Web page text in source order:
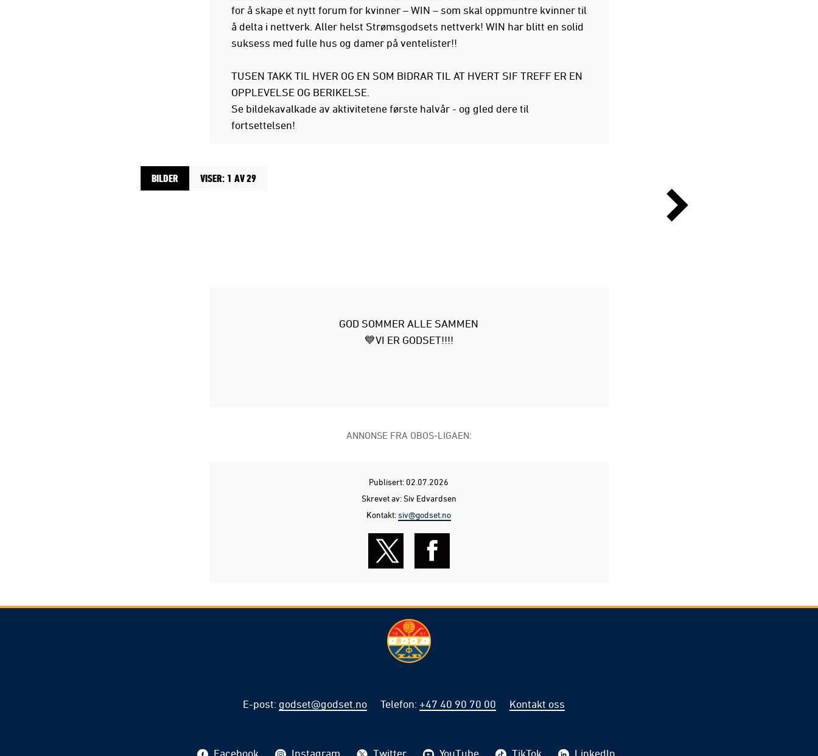
for å skape et nytt forum for kvinner – WIN – som skal oppmuntre kvinner til
å delta i nettverk. Aller helst Strømsgodsets nettverk! WIN har blitt en solid
suksess med fulle hus og damer på ventelister!!
TUSEN TAKK TIL HVER OG EN SOM BIDRAR TIL AT HVERT SIF TREFF ER EN
OPPLEVELSE OG BERIKELSE.
Se bildekavalkade av aktivitetene første halvår - og gled dere til
fortsettelsen!
BILDER VISER: 1 AV 29
GOD SOMMER ALLE SAMMEN
💙VI ER GODSET!!!!
ANNONSE FRA OBOS-LIGAEN:
Publisert: 02.07.2026
Skrevet av: Siv Edvardsen
Kontakt:siv@godset.no
E-post: godset@godset.no Telefon: +47 40 90 70 00 Kontakt oss
Facebook Instagram Twitter YouTube TikTok LinkedIn